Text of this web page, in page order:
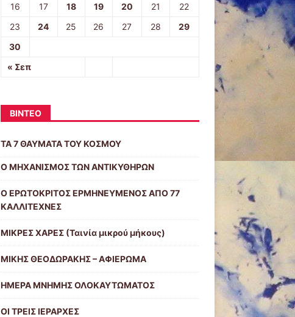
« Σεπ
16
17 18 19 20 21
22
23
24 25 26 27 28
29
30
ΒΙΝΤΕΟ
ΤΑ 7 ΘΑΥΜΑΤΑ ΤΟΥ ΚΟΣΜΟΥ
Ο ΜΗΧΑΝΙΣΜΟΣ ΤΩΝ ΑΝΤΙΚΥΘΗΡΩΝ
Ο ΕΡΩΤΟΚΡΙΤΟΣ ΕΡΜΗΝΕΥΜΕΝΟΣ ΑΠΟ 77
ΚΑΛΛΙΤΕΧΝΕΣ
ΜΙΚΡΕΣ ΧΑΡΕΣ (Ταινία μικρού μήκους)
ΜΙΚΗΣ ΘΕΟΔΩΡΑΚΗΣ – ΑΦΙΕΡΩΜΑ
ΗΜΕΡΑ ΜΝΗΜΗΣ ΟΛΟΚΑΥΤΩΜΑΤΟΣ
ΟΙ ΤΡΕΙΣ ΙΕΡΑΡΧΕΣ